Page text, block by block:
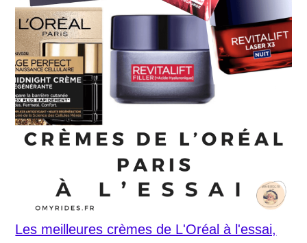
Les meilleures crèmes de L'Oréal à l'essai,